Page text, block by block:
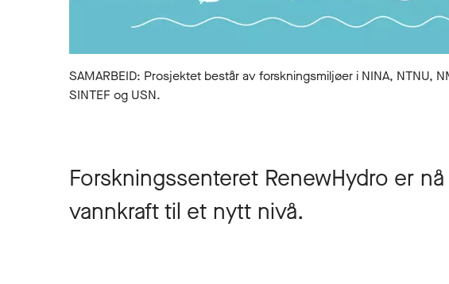
SAMARBEID: Prosjektet består av forskningsmiljøer i NINA, NTNU,
SINTEF og USN.
Forskningssenteret RenewHydro er
vannkraft til et nytt nivå.